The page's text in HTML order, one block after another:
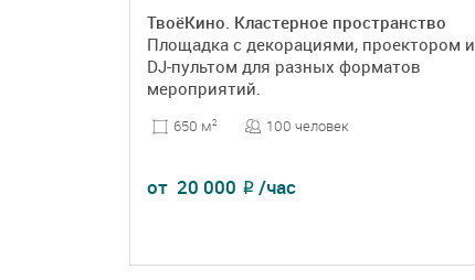
ТвоёКино. Кластерное пространство
Площадка с декорациями, проектором и
DJ-пультом для разных форматов
мероприятий.
650 м2 100 человек
от 20 000 ₽ /час